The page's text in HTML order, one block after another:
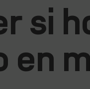
si
en